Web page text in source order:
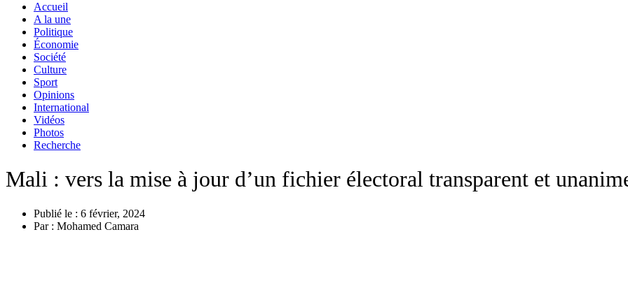
Accueil
A la une
Politique
Économie
Société
Culture
Sport
Opinions
International
Vidéos
Photos
Recherche
Mali : vers la mise à jour d’un fichier électoral transparent et
Publié le : 6 février, 2024
Par : Mohamed Camara